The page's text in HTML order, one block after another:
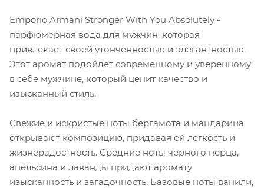
Emporio Armani Stronger With You Absolutely -
парфюмерная вода для мужчин, которая
привлекает своей утонченностью и элегантностью.
Этот аромат подойдет современному и уверенному
в себе мужчине, который ценит качество и
изысканный стиль.
Свежие и искристые ноты бергамота и мандарина
открывают композицию, придавая ей легкость и
жизнерадостность. Средние ноты черного перца,
апельсина и лаванды придают аромату
изысканность и загадочность. Базовые ноты ванили,